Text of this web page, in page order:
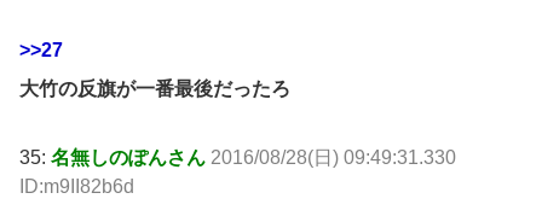
>>27
大竹の反旗が一番最後だったろ
35: 名無しのぽんさん 2016/08/28(日) 09:49:31.330
ID:m9II82b6d